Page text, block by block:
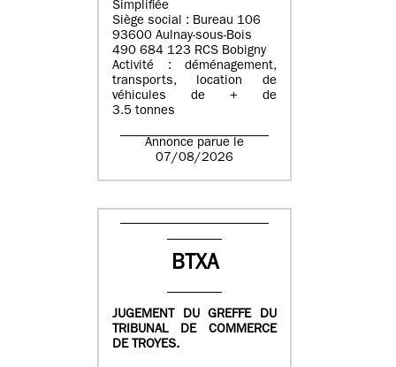
Simplifiée
Siège social : Bureau 106
93600 Aulnay-sous-Bois
490 684 123 RCS Bobigny
Activité : déménagement,
transports, location de
véhicules de + de
3.5 tonnes
Annonce parue le
07/08/2026
BTXA
JUGEMENT DU GREFFE DU
TRIBUNAL DE COMMERCE
DE TROYES.